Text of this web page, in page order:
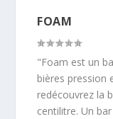
FOAM
"Foam est un
bières pression
redécouvrez la
centilitre. Un